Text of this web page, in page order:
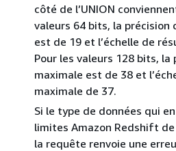
côté de l’UNION
valeurs 64 bits, la
est de 19 et l’échelle de
Pour les valeurs 128 bits,
maximale est de 38 et
maximale de 37.
Si le type de données qui
limites Amazon Redshift
la requête renvoie une